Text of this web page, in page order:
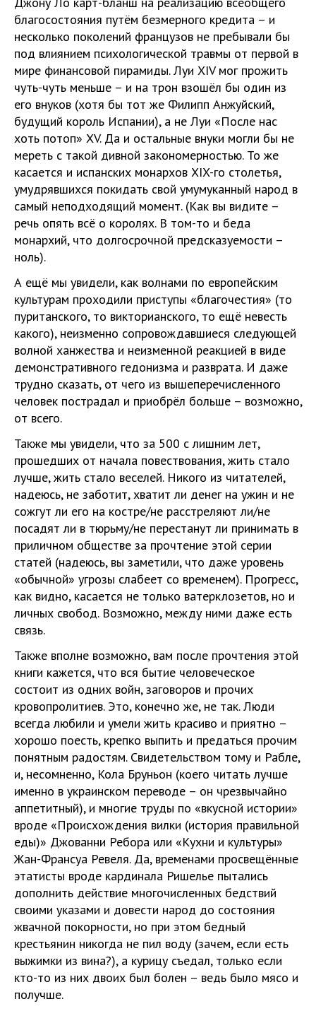
благосостояния путём безмерного кредита – и
несколько поколений французов не пребывали бы
под влиянием психологической травмы от первой в
мире финансовой пирамиды. Луи XIV мог прожить
чуть-чуть меньше – и на трон взошёл бы один из
его внуков (хотя бы тот же Филипп Анжуйский,
будущий король Испании), а не Луи «После нас
хоть потоп» XV. Да и остальные внуки могли бы не
мереть с такой дивной закономерностью. То же
касается и испанских монархов XIX-го столетья,
умудрявшихся покидать свой умумуканный народ в
самый неподходящий момент. (Как вы видите –
речь опять всё о королях. В том-то и беда
монархий, что долгосрочной предсказуемости –
ноль).
А ещё мы увидели, как волнами по европейским
культурам проходили приступы «благочестия» (то
пуританского, то викторианского, то ещё невесть
какого), неизменно сопровождавшиеся следующей
волной ханжества и неизменной реакцией в виде
демонстративного гедонизма и разврата. И даже
трудно сказать, от чего из вышеперечисленного
человек пострадал и приобрёл больше – возможно,
от всего.
Также мы увидели, что за 500 с лишним лет,
прошедших от начала повествования, жить стало
лучше, жить стало веселей. Никого из читателей,
надеюсь, не заботит, хватит ли денег на ужин и не
сожгут ли его на костре/не расстреляют ли/не
посадят ли в тюрьму/не перестанут ли принимать в
приличном обществе за прочтение этой серии
статей (надеюсь, вы заметили, что даже уровень
«обычной» угрозы слабеет со временем). Прогресс,
как видно, касается не только ватерклозетов, но и
личных свобод. Возможно, между ними даже есть
связь.
Также вполне возможно, вам после прочтения этой
книги кажется, что вся бытие человеческое
состоит из одних войн, заговоров и прочих
кровопролитиев. Это, конечно же, не так. Люди
всегда любили и умели жить красиво и приятно –
хорошо поесть, крепко выпить и предаться прочим
понятным радостям. Свидетельством тому и Рабле,
и, несомненно, Кола Бруньон (коего читать лучше
именно в украинском переводе – он чрезвычайно
аппетитный), и многие труды по «вкусной истории»
вроде «Происхождения вилки (история правильной
еды)» Джованни Ребора или «Кухни и культуры»
Жан-Франсуа Ревеля. Да, временами просвещённые
этатисты вроде кардинала Ришелье пытались
дополнить действие многочисленных бедствий
своими указами и довести народ до состояния
жвачной покорности, но при этом бедный
крестьянин никогда не пил воду (зачем, если есть
выжимки из вина?), а курицу съедал, только если
кто-то из них двоих был болен – ведь было мясо и
получше.